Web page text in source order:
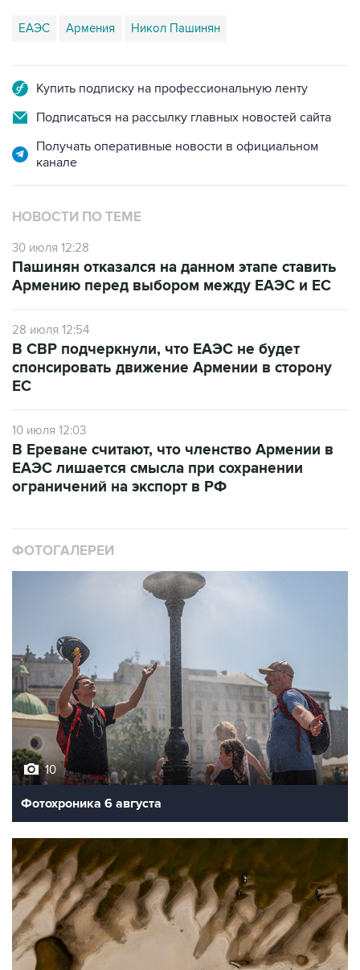
ЕАЭС Армения Никол Пашинян
Купить подписку на профессиональную ленту
Подписаться на рассылку главных новостей сайта
Получать оперативные новости в официальном
канале
НОВОСТИ ПО ТЕМЕ
30 июля 12:28
Пашинян отказался на данном этапе ставить
Армению перед выбором между ЕАЭС и ЕС
28 июля 12:54
В СВР подчеркнули, что ЕАЭС не будет
спонсировать движение Армении в сторону
ЕС
10 июля 12:03
В Ереване считают, что членство Армении в
ЕАЭС лишается смысла при сохранении
ограничений на экспорт в РФ
ФОТОГАЛЕРЕИ
10
Фотохроника 6 августа